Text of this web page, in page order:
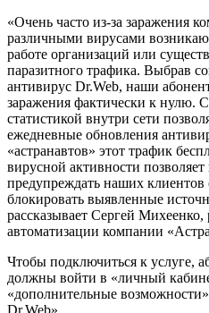
«Очень часто из-за заражения
различными вирусами
работе организаций или
паразитного трафика. Выбрав
антивирус Dr.Web, наши
заражения фактически к нулю.
статистикой внутри сети
ежедневные обновления
«астранавтов» этот трафик
вирусной активности
предупреждать наших
блокировать выявленные
рассказывает Сергей Михеенко,
автоматизации компании
Чтобы подключиться к услуге,
должны войти в «личный
«дополнительные
Dr.Web».